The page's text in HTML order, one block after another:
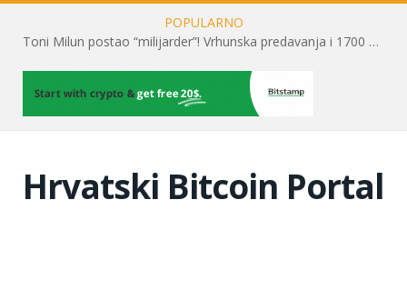
POPULARNO
Toni Milun postao “milijarder”! Vrhunska predavanja i 1700 posjetitelja obilježili su mjesec financijske pismenosti
Hrvatski Bitcoin Portal